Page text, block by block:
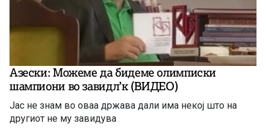
Азески: Можеме да бидеме олимписки
шампиони во завидл’к (ВИДЕО)
Јас не знам во оваа држава дали има некој што на
другиот не му завидува